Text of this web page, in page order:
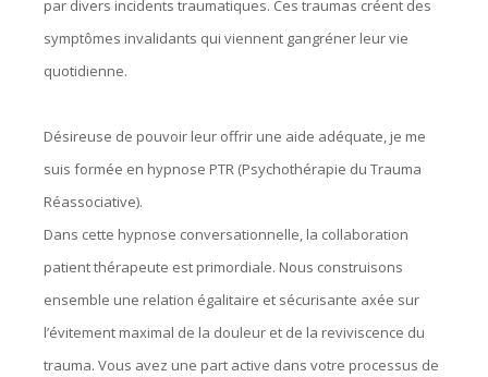
par divers incidents traumatiques. Ces traumas créent des
symptômes invalidants qui viennent gangréner leur vie
quotidienne.
Désireuse de pouvoir leur offrir une aide adéquate, je me
suis formée en hypnose PTR (Psychothérapie du Trauma
Réassociative).
Dans cette hypnose conversationnelle, la collaboration
patient thérapeute est primordiale. Nous construisons
ensemble une relation égalitaire et sécurisante axée sur
l’évitement maximal de la douleur et de la reviviscence du
trauma. Vous avez une part active dans votre processus de